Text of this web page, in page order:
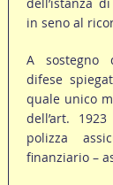
dell’istanza
in seno al
A sostegno
difese
quale unico
dell’art.
polizza
finanziario –